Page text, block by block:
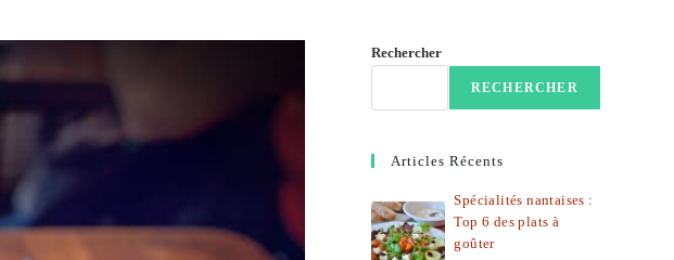
Rechercher
RECHERCHER
Articles Récents
Spécialités nantaises :
Top 6 des plats à
goûter